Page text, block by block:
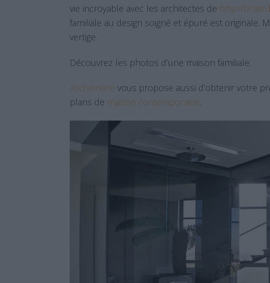
vie incroyable avec les architectes de http://
familiale au design soigné et épuré est originale.
vertige.
Découvrez les photos d’une maison familiale:
Archionline vous propose aussi d’obtenir votre
plans de maison contemporaine.